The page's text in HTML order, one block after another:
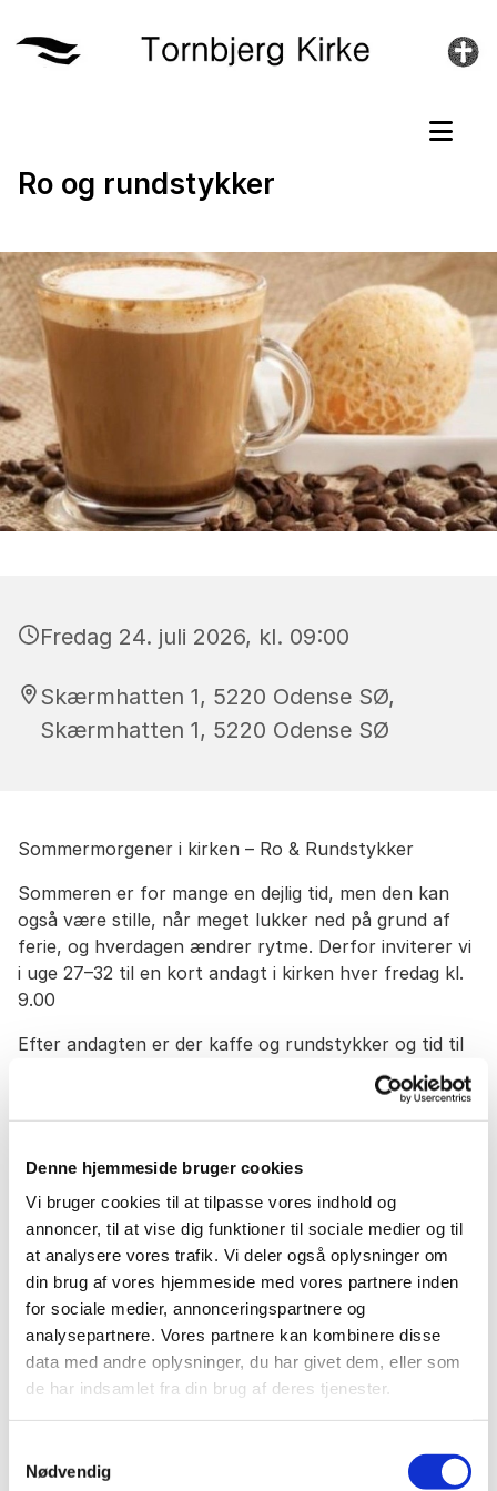
Denne hjemmeside bruger cookies
Vi bruger cookies til at tilpasse vores indhold og
annoncer, til at vise dig funktioner til sociale medier og til
at analysere vores trafik. Vi deler også oplysninger om
din brug af vores hjemmeside med vores partnere inden
for sociale medier, annonceringspartnere og
analysepartnere. Vores partnere kan kombinere disse
data med andre oplysninger, du har givet dem, eller som
de har indsamlet fra din brug af deres tjenester.
Nødvendig
Ro og rundstykker
Fredag 24. juli 2026, kl. 09:00
Skærmhatten 1, 5220 Odense SØ,
Skærmhatten 1, 5220 Odense SØ
Sommermorgener i kirken – Ro & Rundstykker
Sommeren er for mange en dejlig tid, men den kan
også være stille, når meget lukker ned på grund af
ferie, og hverdagen ændrer rytme. Derfor inviterer vi
i uge 27–32 til en kort andagt i kirken hver fredag kl.
9.00
Efter andagten er der kaffe og rundstykker og tid til
en uformel snak og hyggeligt samvær. Alle er
hjerteligt velkomne – uanset om man kommer fast i
kirken eller bare har lyst til at kigge forbi.
Vi glæder os til at dele sommermorgenerne med jer.
Ann Kirstine Højstrup og Ellen Refsgaard Jensen,
sognepræster